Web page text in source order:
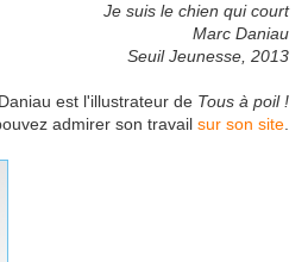
Je suis le chien qui court
Marc Daniau
Seuil Jeunesse, 2013
est l'illustrateur de Tous à poil !
admirer son travail sur son site